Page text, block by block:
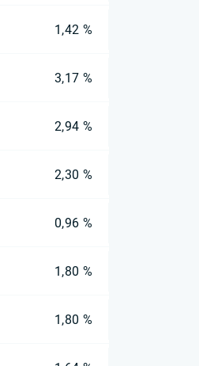
1,42 %
3,17 %
2,94 %
2,30 %
0,96 %
1,80 %
1,80 %